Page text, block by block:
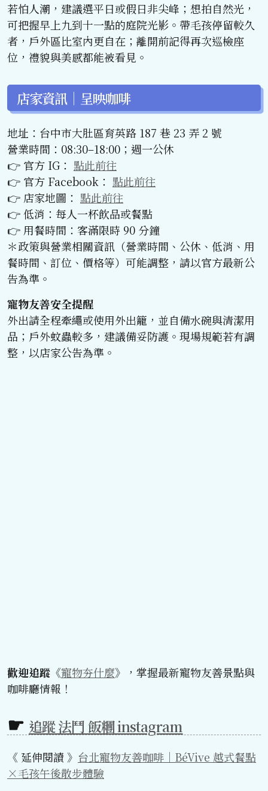
若怕人潮，建議選平日或假日非尖峰；想拍自然光，
可把握早上九到十一點的庭院光影。帶毛孩停留較久
者，戶外區比室內更自在；離開前記得再次巡檢座
位，禮貌與美感都能被看見。
店家資訊｜呈映咖啡
地址：台中市大肚區育英路 187 巷 23 弄 2 號
營業時間：08:30–18:00；週一公休
👉 官方 IG： 點此前往
👉 官方 Facebook： 點此前往
👉 店家地圖： 點此前往
👉 低消：每人一杯飲品或餐點
👉 用餐時間：客滿限時 90 分鐘
＊政策與營業相關資訊（營業時間、公休、低消、用
餐時間、訂位、價格等）可能調整，請以官方最新公
告為準。
寵物友善安全提醒
外出請全程牽繩或使用外出籠，並自備水碗與清潔用
品；戶外蚊蟲較多，建議備妥防護。現場規範若有調
整，以店家公告為準。
歡迎追蹤《寵物夯什麼》，掌握最新寵物友善景點與
咖啡廳情報！
追蹤 法鬥 飯糰 instagram
《 延伸閱讀 》 台北寵物友善咖啡｜BéVive 越式餐點
×毛孩午後散步體驗